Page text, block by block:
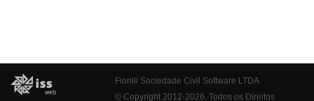
Fiorilli Sociedade Civil Software LTDA
© Copyright 2012-2026. Todos os Direitos